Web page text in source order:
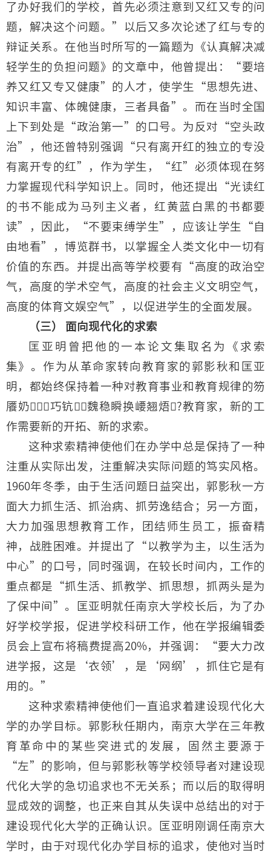
了办好我们的学校，首先必须注意到又红又专的问
题，解决这个问题。”以后又多次论述了红与专的
辩证关系。在他当时所写的一篇题为《认真解决减
轻学生的负担问题》的文章中，他曾提出：“要培
养又红又专又健康”的人才，使学生“思想先进、
知识丰富、体魄健康，三者具备”。而在当时全国
上下到处是“政治第一”的口号。为反对“空头政
治”，他还曾特别强调“只有离开红的独立的专没
有离开专的红”，作为学生，“红”必须体现在努
力掌握现代科学知识上。同时，他还提出“光读红
的书不能成为马列主义者，红黄蓝白黑的书都要
读”，因此，“不要束缚学生”，应该让学生“自
由地看”，博览群书，以掌握全人类文化中一切有
价值的东西。并提出高等学校要有“高度的政治空
气，高度的学术空气，高度的社会主义文明空气，
高度的体育文娱空气”，以促进学生的全面发展。
（三） 面向现代化的求索
匡亚明曾把他的一本论文集取名为《求索
集》。作为从革命家转向教育家的郭影秋和匡亚
明，都始终保持着一种对教育事业和教育规律的笏
餍奶巧钪魏稳瞬换崾翘焐?教育家，新的工
作需要新的开拓、新的求索。
这种求索精神使他们在办学中总是保持了一种
注重从实际出发，注重解决实际问题的笃实风格。
1960年冬季，由于生活问题日益突出，郭影秋一方
面大力抓生活、抓治病、抓劳逸结合；另一方面，
大力加强思想教育工作，团结师生员工，振奋精
神，战胜困难。并提出了“以教学为主，以生活为
中心”的口号，同时强调，在较长时间内，工作的
重点都是“抓生活、抓教学、抓思想，抓两头是为
了保中间”。匡亚明就任南京大学校长后，为了办
好学校学报，促进学校科研工作，他在学报编辑委
员会上宣布将稿费提高20%，并强调：“要大力改
进学报，这是‘衣领’，是‘网纲’，抓住它是有
用的。”
这种求索精神使他们一直追求着建设现代化大
学的办学目标。郭影秋任期内，南京大学在三年教
育革命中的某些突进式的发展，固然主要源于
“左”的影响，但与郭影秋等学校领导者对建设现
代化大学的急切追求也不无关系；而以后的取得明
显成效的调整，也正来自其从失误中总结出的对于
建设现代化大学的正确认识。匡亚明刚调任南京大
学时，由于对现代化办学目标的追求，使他对当时